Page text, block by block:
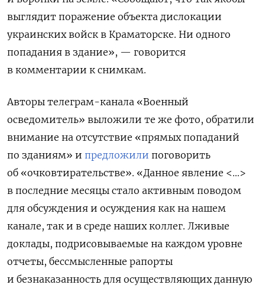
выглядит поражение объекта дислокации
украинских войск в Краматорске. Ни одного
попадания в здание», — говорится
в комментарии к снимкам.
Авторы телеграм-канала «Военный
осведомитель» выложили те же фото, обратили
внимание на отсутствие «прямых попаданий
по зданиям» и предложили поговорить
об «очковтирательстве». «Данное явление <…>
в последние месяцы стало активным поводом
для обсуждения и осуждения как на нашем
канале, так и в среде наших коллег. Лживые
доклады, подрисовываемые на каждом уровне
отчеты, бессмысленные рапорты
и безнаказанность для осуществляющих данную